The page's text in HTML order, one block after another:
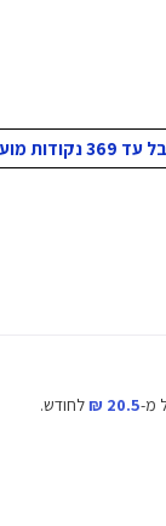
מועדון!
מ-20.5 ₪ לחודש.